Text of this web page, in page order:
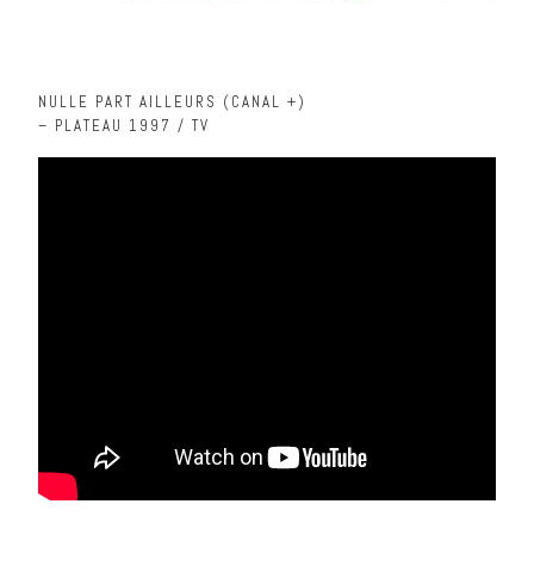
NULLE PART AILLEURS (CANAL +)
– PLATEAU 1997 / TV